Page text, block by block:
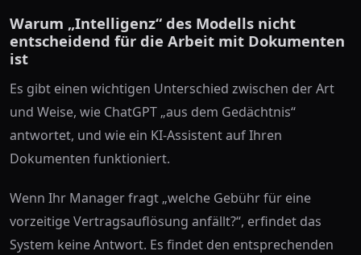
Warum „Intelligenz“ des Modells nicht
entscheidend für die Arbeit mit Dokumenten
ist
Es gibt einen wichtigen Unterschied zwischen der Art
und Weise, wie ChatGPT „aus dem Gedächtnis“
antwortet, und wie ein KI-Assistent auf Ihren
Dokumenten funktioniert.
Wenn Ihr Manager fragt „welche Gebühr für eine
vorzeitige Vertragsauflösung anfällt?“, erfindet das
System keine Antwort. Es findet den entsprechenden